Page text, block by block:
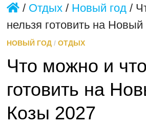
/ Отдых/ Новый год/
нельзя готовить на
НОВЫЙ ГОД/ ОТДЫХ
Что можно и
готовить на
Козы 2027